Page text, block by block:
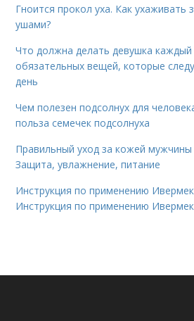
Гноится прокол уха. Как ухаживать
ушами?
Что должна делать девушка каждый
обязательных вещей, которые
день
Чем полезен подсолнух для
польза семечек подсолнуха
Правильный уход за кожей
Защита, увлажнение, питание
Инструкция по применению
Инструкция по применению